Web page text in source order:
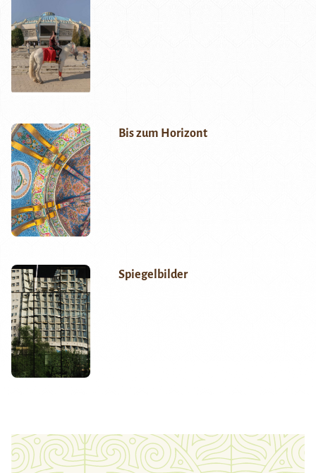
Bis zum Horizont
Spiegelbilder